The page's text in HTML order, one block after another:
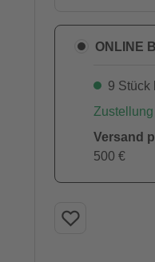
ONLINE
9 Stück
Versand
500 €